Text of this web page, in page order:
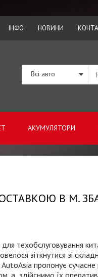
ІНФО НОВИНИ
АКУМУЛЯТОРИ
Всі авто
ДОСТАВКОЮ В М.
техобслуговування
зіткнутися зі
AutoAsia пропонує
, а здійснимо їх